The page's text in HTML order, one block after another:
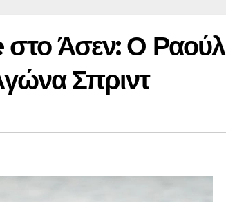
Άσεν: Ο Ραούλ
Σπριντ